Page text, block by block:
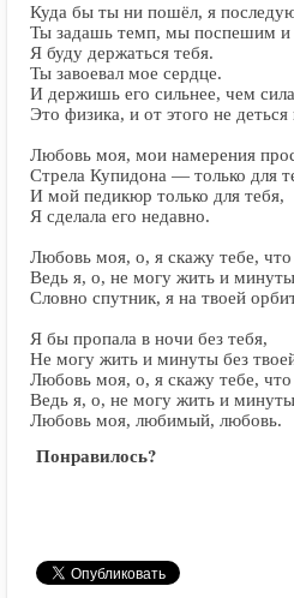
Куда бы ты ни пошёл, я
Ты задашь темп, мы поспешим и
Я буду держаться тебя.
Ты завоевал мое сердце.
И держишь его сильнее, чем
Это физика, и от этого не деться
Любовь моя, мои намерения
Стрела Купидона — только для
И мой педикюр только для тебя,
Я сделала его недавно.
Любовь моя, о, я скажу тебе,
Ведь я, о, не могу жить и
Словно спутник, я на твоей
Я бы пропала в ночи без тебя,
Не могу жить и минуты без
Любовь моя, о, я скажу тебе,
Ведь я, о, не могу жить и
Любовь моя, любимый, любовь.
Понравилось?